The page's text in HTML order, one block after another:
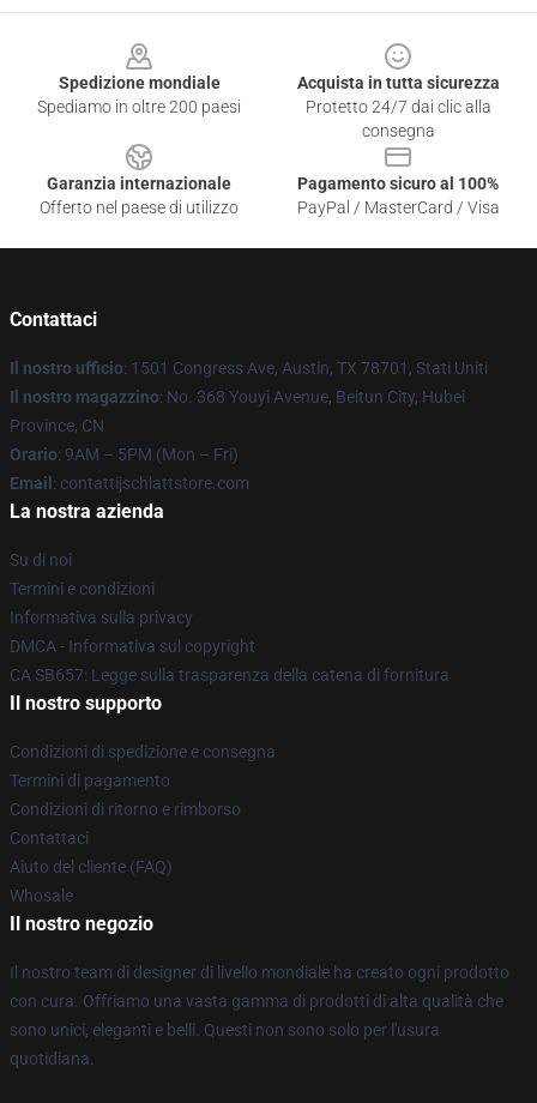
Spedizione mondiale
Spediamo in oltre 200 paesi
Acquista in tutta sicurezza
Protetto 24/7 dai clic alla
consegna
Garanzia internazionale
Offerto nel paese di utilizzo
Pagamento sicuro al 100%
PayPal / MasterCard / Visa
Contattaci
Il nostro ufficio: 1501 Congress Ave, Austin, TX 78701, Stati Uniti
Il nostro magazzino: No. 368 Youyi Avenue, Beitun City, Hubei
Province, CN
Orario: 9AM – 5PM (Mon – Fri)
Email : contattijschlattstore.com
La nostra azienda
Su di noi
Termini e condizioni
Informativa sulla privacy
DMCA - Informativa sul copyright
CA SB657: Legge sulla trasparenza della catena di fornitura
Il nostro supporto
Condizioni di spedizione e consegna
Termini di pagamento
Condizioni di ritorno e rimborso
Contattaci
Aiuto del cliente (FAQ)
Whosale
Il nostro negozio
Il nostro team di designer di livello mondiale ha creato ogni prodotto
con cura. Offriamo una vasta gamma di prodotti di alta qualità che
sono unici, eleganti e belli. Questi non sono solo per l'usura
quotidiana.